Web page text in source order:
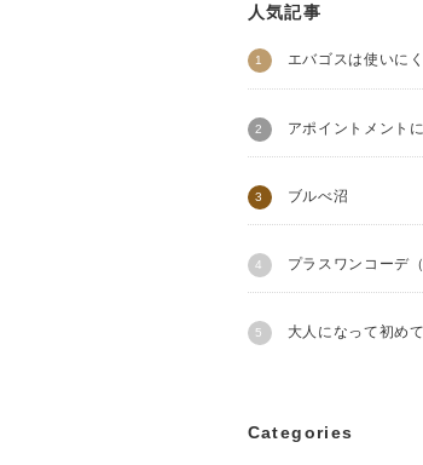
人気記事
エバゴスは使いに
アポイントメント
ブルべ沼
プラスワンコーデ
大人になって初め
Categories